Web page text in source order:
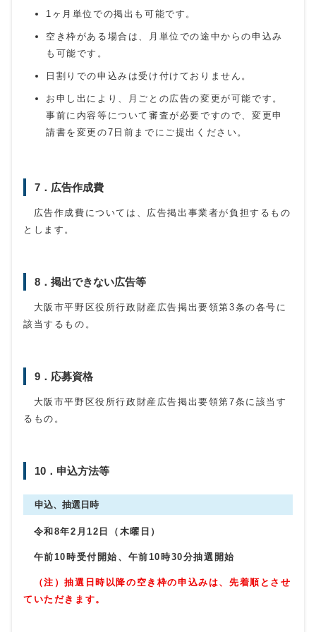
1ヶ月単位での掲出も可能です。
空き枠がある場合は、月単位での途中からの申込み
も可能です。
日割りでの申込みは受け付けておりません。
お申し出により、月ごとの広告の変更が可能です。
事前に内容等について審査が必要ですので、変更申
請書を変更の7日前までにご提出ください。
7．広告作成費
広告作成費については、広告掲出事業者が負担するもの
とします。
8．掲出できない広告等
大阪市平野区役所行政財産広告掲出要領第3条の各号に
該当するもの。
9．応募資格
大阪市平野区役所行政財産広告掲出要領第7条に該当す
るもの。
10．申込方法等
申込、抽選日時
令和8年2月12日（木曜日）
午前10時受付開始、午前10 時30分抽選開始
（注）抽選日時以降の空き枠の申込みは、先着順とさせ
ていただきます。